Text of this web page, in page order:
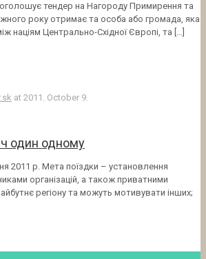
оголошує тендер на Нагороду Примирення та
року отримає та особа або громада, яка
націям Центрально-Східної Європі, та […]
at 2011. October 9.
один одному
2011 р. Мета поїздки – установлення
організацій, а також приватними
регіону та можуть мотивувати інших;